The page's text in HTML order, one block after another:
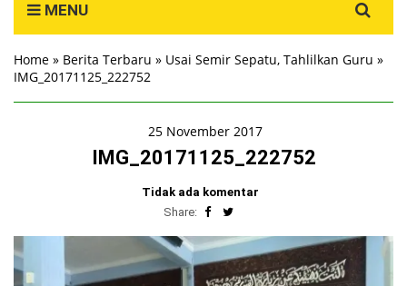
MENU
for:
Home » Berita Terbaru » Usai Semir Sepatu, Tahlilkan Guru »
IMG_20171125_222752
25 November 2017
IMG_20171125_222752
Tidak ada komentar
Share: